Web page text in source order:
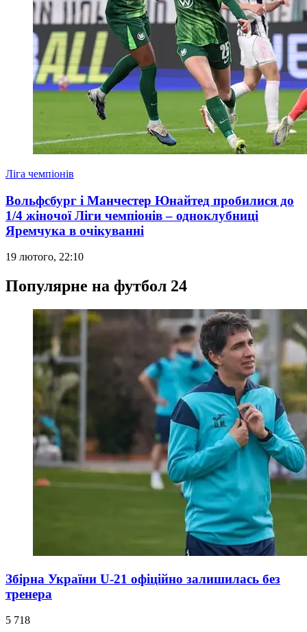
Ліга чемпіонів
Вольфсбург і Манчестер Юнайтед пробилися до
1/4 жіночої Ліги чемпіонів – одноклубниці
Яремчука в очікуванні
19 лютого, 22:10
Популярне на футбол 24
Збірна України U-21 офіційно залишилась без
тренера
5 718